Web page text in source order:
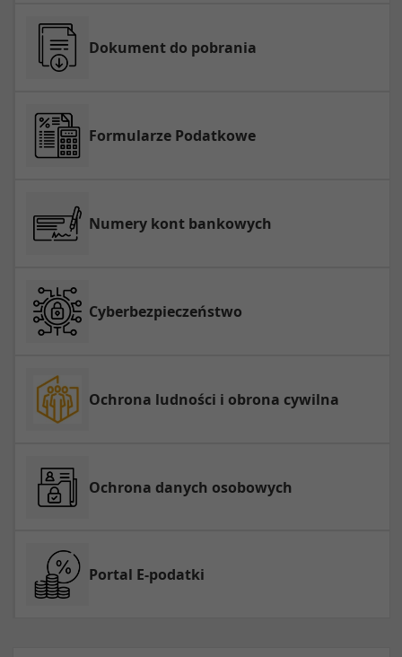
Dokument do pobrania
Formularze Podatkowe
Numery kont bankowych
Cyberbezpieczeństwo
Ochrona ludności i obrona cywilna
Ochrona danych osobowych
Portal E-podatki